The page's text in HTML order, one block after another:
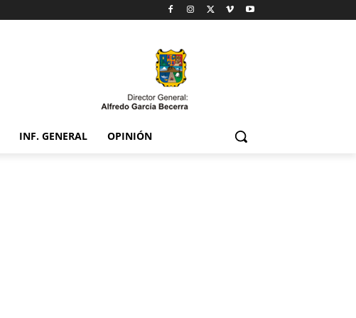
INF. GENERAL OPINIÓN